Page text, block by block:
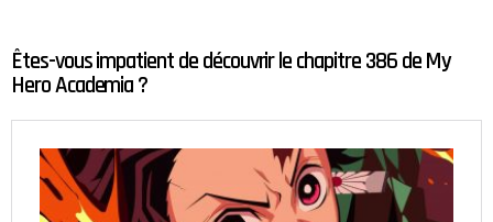
Êtes-vous impatient de découvrir le chapitre 386 de My
Hero Academia ?